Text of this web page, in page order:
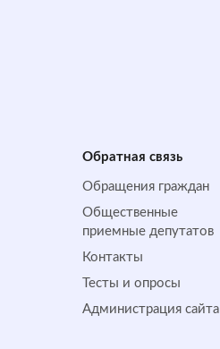
Обратная cвязь
Обращения граждан
Общественные
приемные депутатов
Контакты
Тесты и опросы
Администрация сайта